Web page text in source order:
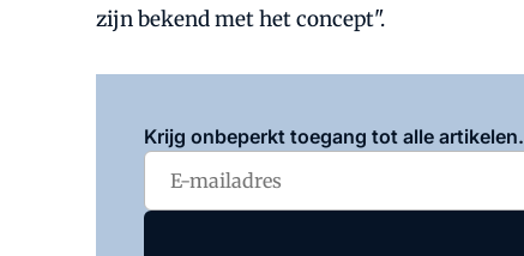
zijn bekend met het concept".
Krijg onbeperkt toegang tot alle artikelen.